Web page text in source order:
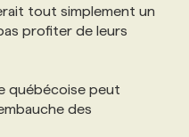
tout simplement un
profiter de leurs
québécoise peut
des